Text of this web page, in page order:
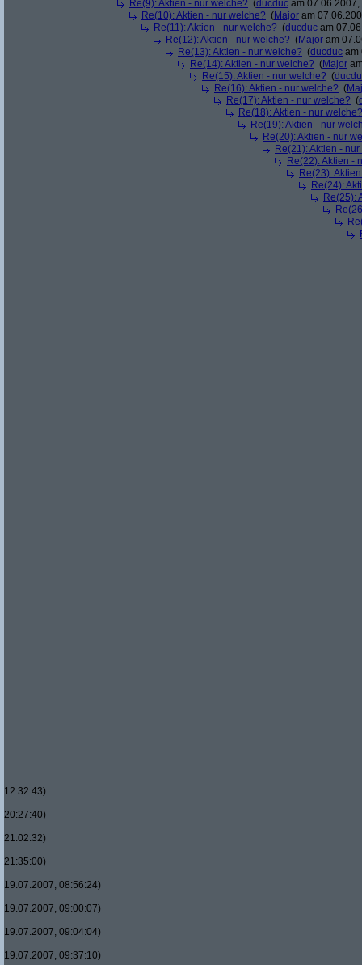
Re(9): Aktien - nur welche? (ducduc am
Re(10): Aktien - nur welche? (Major am
Re(11): Aktien - nur welche? (ducduc am
Re(12): Aktien - nur welche? (Major am
Re(13): Aktien - nur welche? (ducduc am
Re(14): Aktien - nur welche? (Major
Re(15): Aktien - nur welche? (
Re(16): Aktien - nur welche? (
Re(17): Aktien - nur welche? (
Re(18): Aktien - nur welche?
Re(19): Aktien - nur
Re(20): Aktien - nur
Re(21): Aktien -
Re(22): Aktien -
Re(23):
Re(24):
Re(25):
12:32:43)
20:27:40)
21:02:32)
21:35:00)
19.07.2007, 08:56:24)
19.07.2007, 09:00:07)
19.07.2007, 09:04:04)
19.07.2007, 09:37:10)